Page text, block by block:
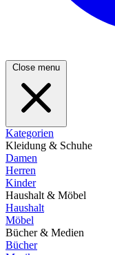
Close menu
Kategorien
Kleidung & Schuhe
Damen
Herren
Kinder
Haushalt & Möbel
Haushalt
Möbel
Bücher & Medien
Bücher